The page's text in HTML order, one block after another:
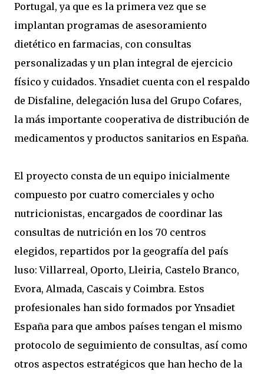
Portugal, ya que es la primera vez que se
implantan programas de asesoramiento
dietético en farmacias, con consultas
personalizadas y un plan integral de ejercicio
físico y cuidados. Ynsadiet cuenta con el respaldo
de Disfaline, delegación lusa del Grupo Cofares,
la más importante cooperativa de distribución de
medicamentos y productos sanitarios en España.
El proyecto consta de un equipo inicialmente
compuesto por cuatro comerciales y ocho
nutricionistas, encargados de coordinar las
consultas de nutrición en los 70 centros
elegidos, repartidos por la geografía del país
luso: Villarreal, Oporto, Lleiria, Castelo Branco,
Evora, Almada, Cascais y Coimbra. Estos
profesionales han sido formados por Ynsadiet
España para que ambos países tengan el mismo
protocolo de seguimiento de consultas, así como
otros aspectos estratégicos que han hecho de la